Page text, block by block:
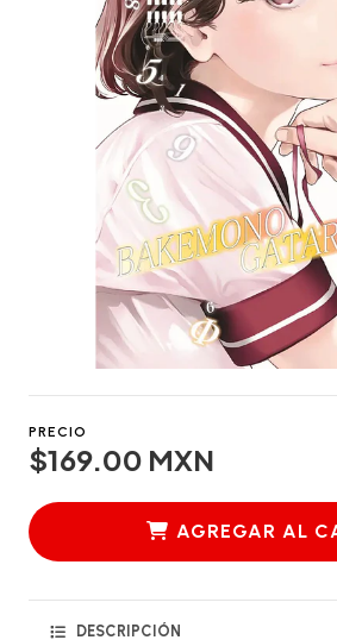
PRECIO
$169.00 MXN
AGREGAR AL
DESCRIPCIÓN